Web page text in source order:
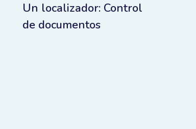
Un localizador: Control
de documentos